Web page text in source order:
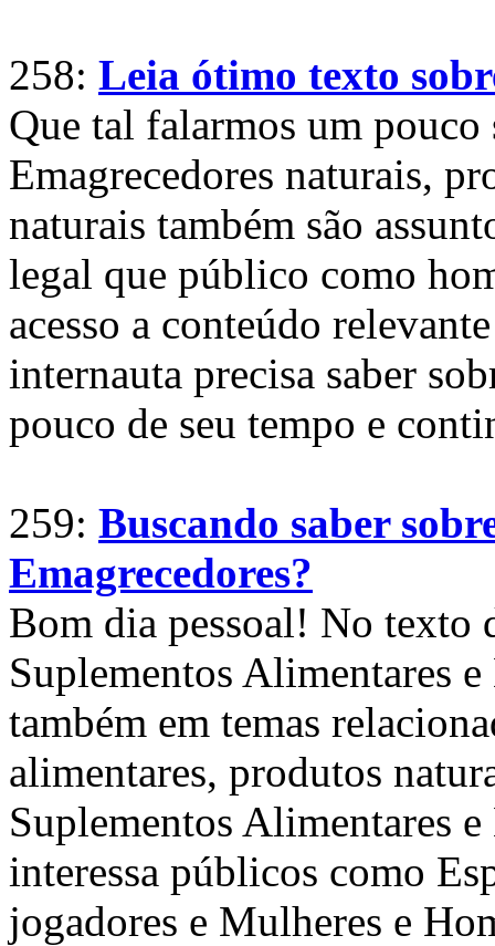
258: Leia ótimo texto
Que tal falarmos um pouco
Emagrecedores naturais,
naturais também são
legal que público como
acesso a conteúdo
internauta precisa saber
pouco de seu tempo e
259: Buscando saber
Emagrecedores?
Bom dia pessoal! No texto
Suplementos Alimentares
também em temas
alimentares, produtos
Suplementos Alimentares
interessa públicos como
jogadores e Mulheres e